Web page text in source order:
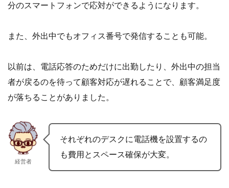
分のスマートフォンで応対ができるようになります。
また、外出中でもオフィス番号で発信することも可能。
以前は、電話応答のためだけに出勤したり、外出中の担当
者が戻るのを待って顧客対応が遅れることで、顧客満足度
が落ちることがありました。
経営者
それぞれのデスクに電話機を設置するの
も費用とスペース確保が大変。